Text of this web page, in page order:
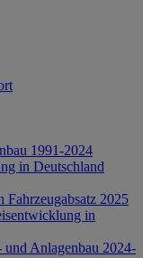
1991-2024
in Deutschland
Fahrzeugabsatz 2025
in
Anlagenbau 2024-